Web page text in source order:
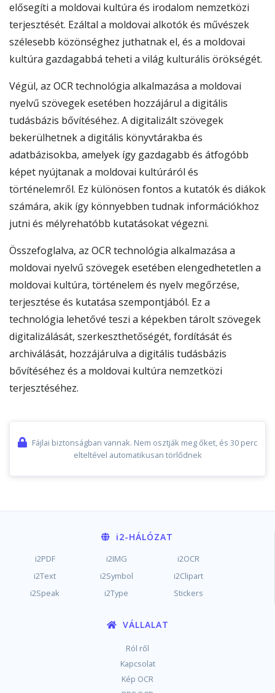
elősegíti a moldovai kultúra és irodalom nemzetközi
terjesztését. Ezáltal a moldovai alkotók és művészek
szélesebb közönséghez juthatnak el, és a moldovai
kultúra gazdagabbá teheti a világ kulturális örökségét.
Végül, az OCR technológia alkalmazása a moldovai
nyelvű szövegek esetében hozzájárul a digitális
tudásbázis bővítéséhez. A digitalizált szövegek
bekerülhetnek a digitális könyvtárakba és
adatbázisokba, amelyek így gazdagabb és átfogóbb
képet nyújtanak a moldovai kultúráról és
történelemről. Ez különösen fontos a kutatók és diákok
számára, akik így könnyebben tudnak információkhoz
jutni és mélyrehatóbb kutatásokat végezni.
Összefoglalva, az OCR technológia alkalmazása a
moldovai nyelvű szövegek esetében elengedhetetlen a
moldovai kultúra, történelem és nyelv megőrzése,
terjesztése és kutatása szempontjából. Ez a
technológia lehetővé teszi a képekben tárolt szövegek
digitalizálását, szerkeszthetőségét, fordítását és
archiválását, hozzájárulva a digitális tudásbázis
bővítéséhez és a moldovai kultúra nemzetközi
terjesztéséhez.
Fájlai biztonságban vannak. Nem osztják meg őket, és 30 perc
elteltével automatikusan törlődnek
i2-HÁLÓZAT
i2PDF i2IMG
i2OCR
i2Text
i2Symbol
i2Clipart
i2Speak
i2Type Stickers
VÁLLALAT
Ról ről
Kapcsolat
Kép OCR